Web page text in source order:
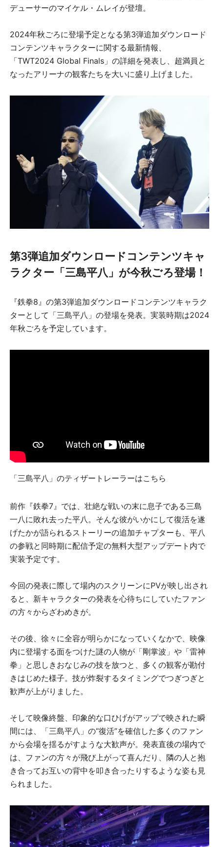
デューサーのマイケル・ムレイが登壇。
2024年秋ごろに登場予定となる第3弾追加ダウンロード
コンテンツキャラクターに関する最新情報、
「TWT2024 Global Finals」の詳細を発表し、超満員と
なったアリーナの観客たちを大いに盛り上げました。
第3弾追加ダウンロードコンテンツキャ
ラクター「三島平八」が今秋ごろ登場！
『鉄拳8』の第3弾追加ダウンロードコンテンツキャラク
ターとして「三島平八」の登場を発表。実装時期は2024
年秋ごろを予定しています。
「三島平八」のティザートレーラーはこちら
前作『鉄拳7』では、壮絶な戦いの末に息子である三島
一八に敗れ去った平八。そんな彼がいかにして復活を遂
げたかが語られるストーリーの追加チャプターも、平八
の参戦と同時期に配信予定の無料大型アップデート内で
実装予定です。
今回の発表に際して場内のスクリーンにPVが映し出され
ると、新キャラクターの発表を心待ちにしていたファン
の方々からざわめきが。
その後、徐々に全容が明らかになっていくなかで、映像
内に登場する面をつけた謎の人物が「剛掌波」や「雷神
拳」と思しきおなじみの技を放つと、多くの観客が勘付
きはじめた様子。技が炸裂するタイミングでつぎつぎと
歓声が上がりました。
そして映像終盤、印象的な口ひげがアップで映された瞬
間には、「三島平八」の“復活”を確信した多くのファン
から会場を揺るがすような大歓声が。発表直後の場内で
は、ファンの方々が飛び上がって喜んだり、隣の人と抱
き合ってお互いの背中を叩き合ったりするような姿も見
られました。